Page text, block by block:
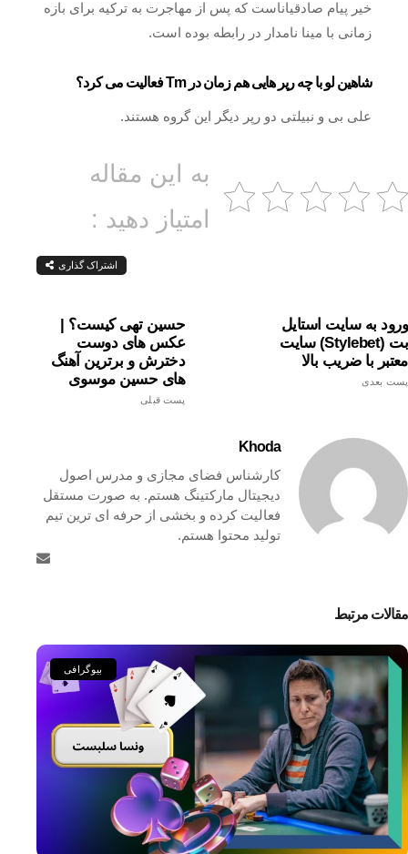
خیر پیام صادقیاناست که پس از مهاجرت به ترکیه برای بازه
زمانی با مینا نامدار در رابطه بوده است.
شاهین لو با چه رپر هایی هم زمان در Tm فعالیت می کرد؟
علی بی و نبیلتی دو رپر دیگر این گروه هستند.
به این مقاله
امتیاز دهید :
اشتراک گذاری
حسین تهی کیست؟ |
عکس های دوست
دخترش و برترین آهنگ
های حسین موسوی
پست قبلی
ورود به سایت استایل
بت (stylebet) سایت
معتبر با ضریب بالا
پست بعدی
Khoda
کارشناس فضای مجازی و مدرس اصول
دیجیتال مارکتینگ هستم. به صورت مستقل
فعالیت کرده و بخشی از حرفه ای ترین تیم
تولید محتوا هستم.
مقالات مرتبط
بیوگرافی